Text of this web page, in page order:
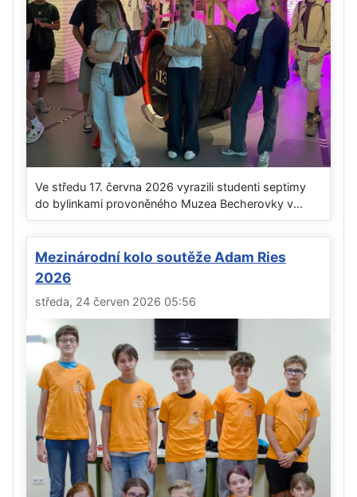
Ve středu 17. června 2026 vyrazili studenti septimy
do bylinkami provoněného Muzea Becherovky v...
Mezinárodní kolo soutěže Adam Ries
2026
středa, 24 červen 2026 05:56